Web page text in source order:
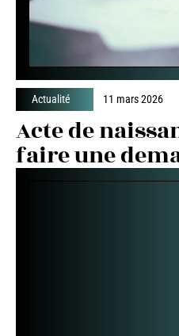
Actualité 11 mars 2026
Acte de
faire une